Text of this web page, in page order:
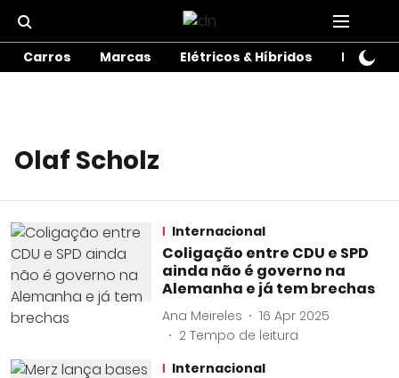
Carros Marcas Elétricos & Híbridos Motos
Olaf Scholz
Internacional
Coligação entre CDU e SPD
ainda não é governo na
Alemanha e já tem brechas
Ana Meireles
16 Apr 2025
2 Tempo de leitura
Internacional